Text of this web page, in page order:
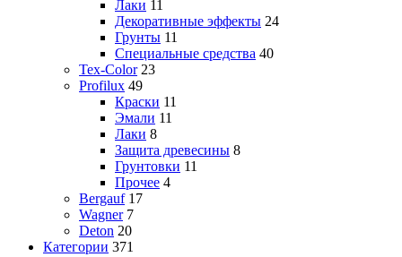
Лаки 11
Декоративные эффекты 24
Грунты 11
Специальные средства 40
Tex-Color 23
Profilux 49
Краски 11
Эмали 11
Лаки 8
Защита древесины 8
Грунтовки 11
Прочее 4
Bergauf 17
Wagner 7
Deton 20
Категории 371